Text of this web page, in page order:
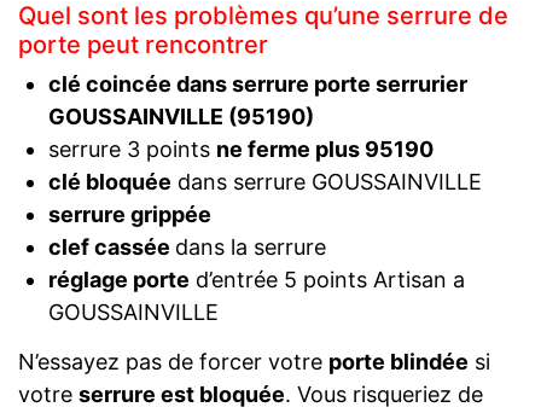
Quel sont les problèmes qu’une serrure de
porte peut rencontrer
clé coincée dans serrure porte serrurier
GOUSSAINVILLE (95190)
serrure 3 points ne ferme plus 95190
clé bloquée dans serrure GOUSSAINVILLE
serrure grippée
clef cassée dans la serrure
réglage porte d’entrée 5 points Artisan a
GOUSSAINVILLE
N’essayez pas de forcer votre porte blindée si
votre serrure est bloquée. Vous risqueriez de